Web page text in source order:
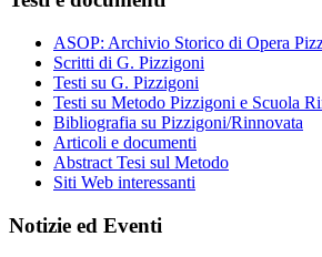
ASOP: Archivio Storico di Opera
Scritti di G. Pizzigoni
Testi su G. Pizzigoni
Testi su Metodo Pizzigoni e Scuola
Bibliografia su Pizzigoni/Rinnovata
Articoli e documenti
Abstract Tesi sul Metodo
Siti Web interessanti
Notizie ed Eventi